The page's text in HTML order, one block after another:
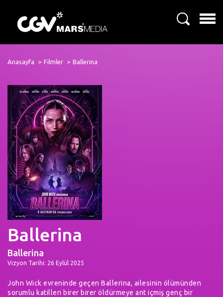
Anasayfa Filmler Ballerina
Ballerina
Ballerina
Vizyon Tarihi: 26 Eylül 2025
John Wick evreninde geçen Ballerina, ailesinin ölümünden
sorumlu katilleri birer birer öldürmeye ant içmiş genç bir